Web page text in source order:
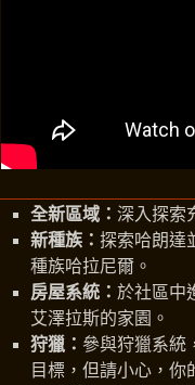
全新區域： 深入探索
新種族： 探索哈朗達
種族哈拉尼爾。
房屋系統： 於社區中
艾澤拉斯的家園。
狩獵： 參與狩獵系統
目標，但請小心，你